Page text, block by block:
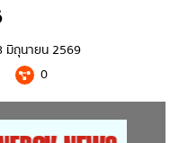
มิถุนายน 2569
0